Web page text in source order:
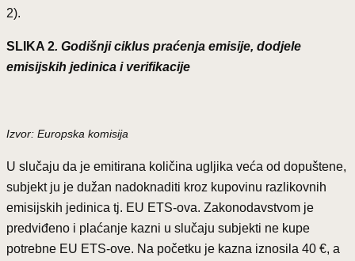
2).
SLIKA 2. Godišnji ciklus praćenja emisije, dodjele
emisijskih jedinica i verifikacije
Izvor: Europska komisija
U slučaju da je emitirana količina ugljika veća od dopuštene,
subjekt ju je dužan nadoknaditi kroz kupovinu razlikovnih
emisijskih jedinica tj. EU ETS-ova. Zakonodavstvom je
predviđeno i plaćanje kazni u slučaju subjekti ne kupe
potrebne EU ETS-ove. Na početku je kazna iznosila 40 €, a